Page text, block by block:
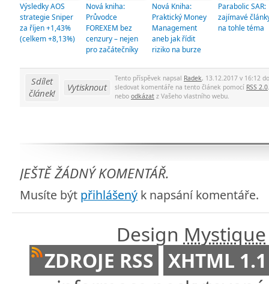
Výsledky AOS
strategie Sniper
za říjen +1,43%
(celkem +8,13%)
Nová kniha:
Průvodce
FOREXEM bez
cenzury – nejen
pro začátečníky
Nová Kniha:
Praktický Money
Management
aneb jak řídit
riziko na burze
Parabolic SAR:
zajímavé
na tohle téma
Sdílet
článek!
Vytisknout
Tento příspěvek napsal Radek, 13.12.2017 v 16:12
sledovat komentáře na tento článek pomocí RSS 2.0
nebo odkázat z Vašeho vlastního webu.
JEŠTĚ ŽÁDNÝ KOMENTÁŘ.
Musíte být přihlášený k napsání komentáře.
Design Mystique
ZDROJE RSS XHTML 1.1